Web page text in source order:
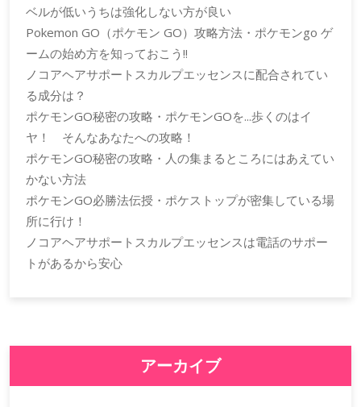
ベルが低いうちは強化しない方が良い
Pokemon GO（ポケモン GO）攻略方法・ポケモンgo ゲ
ームの始め方を知っておこう!!
ノコアヘアサポートスカルプエッセンスに配合されてい
る成分は？
ポケモンGO秘密の攻略・ポケモンGOを...歩くのはイ
ヤ！ そんなあなたへの攻略！
ポケモンGO秘密の攻略・人の集まるところにはあえてい
かない方法
ポケモンGO必勝法伝授・ポケストップが密集している場
所に行け！
ノコアヘアサポートスカルプエッセンスは電話のサポー
トがあるから安心
アーカイブ